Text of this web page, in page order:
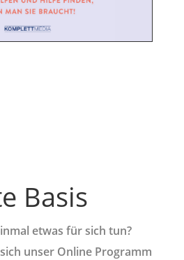
Basis
etwas für sich tun?
unser Online Programm